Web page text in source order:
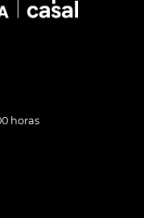
horas